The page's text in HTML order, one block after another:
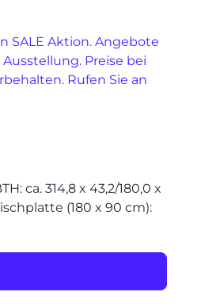
SALE Aktion. Angebote
Preise bei
Rufen Sie an
ca. 314,8 x 43,2/180,0 x
(180 x 90 cm):